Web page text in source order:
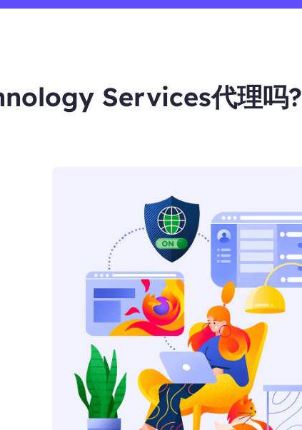
Services代理吗?